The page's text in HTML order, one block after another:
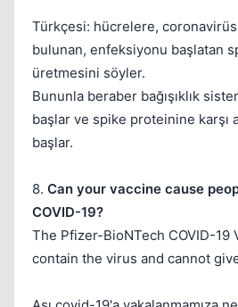
Türkçesi: hücrelere,
bulunan, enfeksiyonu başlatan
üretmesini söyler.
Bununla beraber bağışıklık
başlar ve spike proteinine karşı
başlar.
8. Can your vaccine cause
COVID-19?
The Pfizer-BioNTech COVID-19
contain the virus and cannot